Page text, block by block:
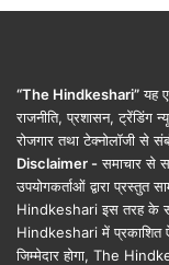
“The Hindkeshari”यह
राजनीति, प्रशासन, ट्रेंडिंग
रोजगार तथा टेक्नोलॉजी से
Disclaimer - समाचार से
उपयोगकर्ताओं द्वारा प्रस्तुत
Hindkeshari इस तरह के
Hindkeshari में प्रकाशित
जिम्मेदार होगा, The